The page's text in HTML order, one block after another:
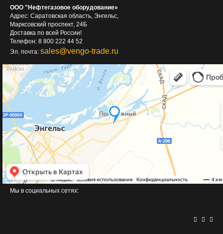
ООО "Нефтегазовое оборудование»
Адрес: Саратовская область, Энгельс,
Марксовский проспект, 24Б
Доставка по всей России!
Телефон: 8 800 222 44 52
Эл. почта: sales@vengo-trade.ru
Мы в социальных сетях: